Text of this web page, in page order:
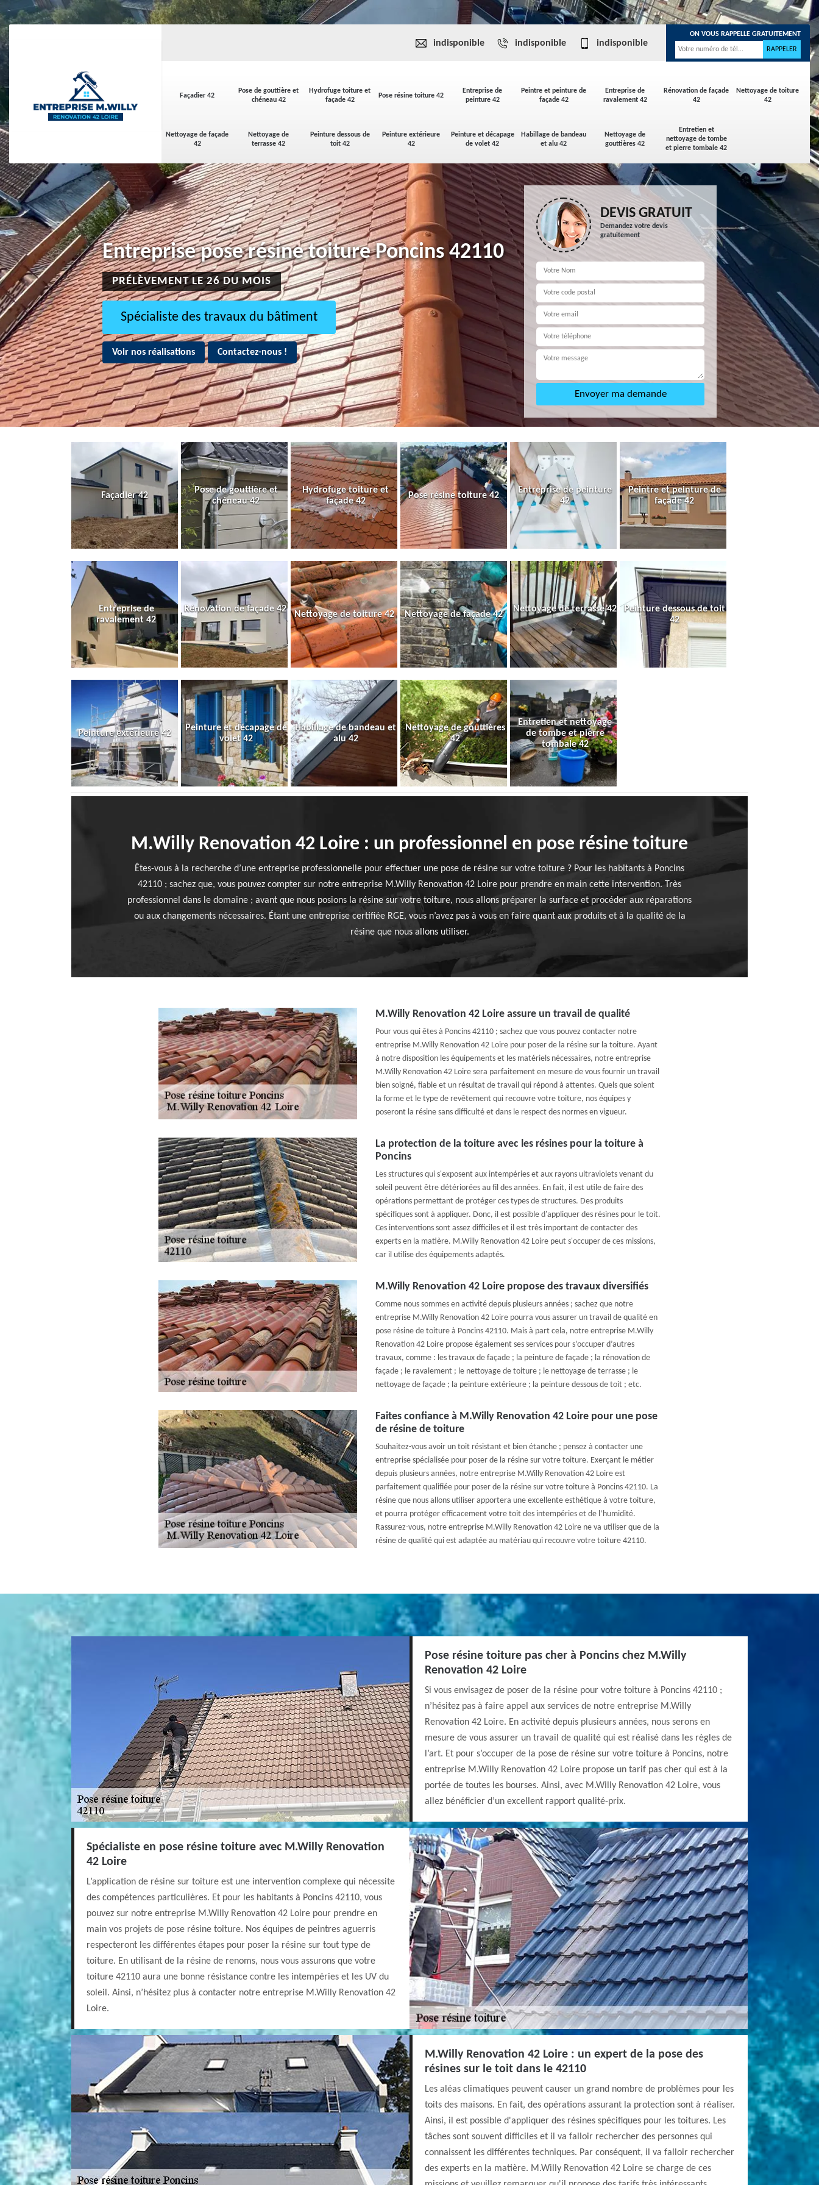
Façadier 42
Pose de gouttière et
chéneau 42
Hydrofuge toiture et
façade 42
Pose résine toiture 42
Entreprise de
peinture 42
Peintre et peinture de
façade 42
Entreprise de
ravalement 42
Rénovation de façade
42
Nettoyage de toiture
42
Nettoyage de façade
42
Nettoyage de
terrasse 42
Peinture dessous de
toit 42
Peinture extérieure
42
Peinture et décapage
de volet 42
Habillage de bandeau
et alu 42
Nettoyage de
gouttières 42
Entretien et
nettoyage de tombe
et pierre tombale 42
indisponible indisponible indisponible
ON VOUS RAPPELLE GRATUITEMENT
Entreprise pose résine toiture Poncins 42110
PRÉLÈVEMENT LE 26 DU MOIS
Spécialiste des travaux du bâtiment
Voir nos réalisations Contactez-nous !
DEVIS GRATUIT
Demandez votre devis
gratuitement
Façadier 42
Pose de gouttière et
chéneau 42
Hydrofuge toiture et
façade 42
Pose résine toiture 42
Entreprise de peinture
42
Peintre et peinture de
façade 42
Entreprise de
ravalement 42
Rénovation de façade 42
Nettoyage de toiture 42 Nettoyage de façade 42
Nettoyage de terrasse 42
Peinture dessous de toit
42
Peinture extérieure 42
Peinture et décapage de
volet 42
Habillage de bandeau et
alu 42
Nettoyage de gouttières
42
Entretien et nettoyage
de tombe et pierre
tombale 42
M.Willy Renovation 42 Loire : un professionnel en pose résine toiture
Êtes-vous à la recherche d’une entreprise professionnelle pour effectuer une pose de résine sur votre toiture ? Pour les habitants à Poncins
42110 ; sachez que, vous pouvez compter sur notre entreprise M.Willy Renovation 42 Loire pour prendre en main cette intervention. Très
professionnel dans le domaine ; avant que nous posions la résine sur votre toiture, nous allons préparer la surface et procéder aux réparations
ou aux changements nécessaires. Étant une entreprise certifiée RGE, vous n’avez pas à vous en faire quant aux produits et à la qualité de la
résine que nous allons utiliser.
M.Willy Renovation 42 Loire assure un travail de qualité
Pour vous qui êtes à Poncins 42110 ; sachez que vous pouvez contacter notre
entreprise M.Willy Renovation 42 Loire pour poser de la résine sur la toiture. Ayant
à notre disposition les équipements et les matériels nécessaires, notre entreprise
M.Willy Renovation 42 Loire sera parfaitement en mesure de vous fournir un travail
bien soigné, fiable et un résultat de travail qui répond à attentes. Quels que soient
la forme et le type de revêtement qui recouvre votre toiture, nos équipes y
poseront la résine sans difficulté et dans le respect des normes en vigueur.
La protection de la toiture avec les résines pour la toiture à
Poncins
Les structures qui s'exposent aux intempéries et aux rayons ultraviolets venant du
soleil peuvent être détériorées au fil des années. En fait, il est utile de faire des
opérations permettant de protéger ces types de structures. Des produits
spécifiques sont à appliquer. Donc, il est possible d'appliquer des résines pour le toit.
Ces interventions sont assez difficiles et il est très important de contacter des
experts en la matière. M.Willy Renovation 42 Loire peut s'occuper de ces missions,
car il utilise des équipements adaptés.
M.Willy Renovation 42 Loire propose des travaux diversifiés
Comme nous sommes en activité depuis plusieurs années ; sachez que notre
entreprise M.Willy Renovation 42 Loire pourra vous assurer un travail de qualité en
pose résine de toiture à Poncins 42110. Mais à part cela, notre entreprise M.Willy
Renovation 42 Loire propose également ses services pour s’occuper d’autres
travaux, comme : les travaux de façade ; la peinture de façade ; la rénovation de
façade ; le ravalement ; le nettoyage de toiture ; le nettoyage de terrasse ; le
nettoyage de façade ; la peinture extérieure ; la peinture dessous de toit ; etc.
Faites confiance à M.Willy Renovation 42 Loire pour une pose
de résine de toiture
Souhaitez-vous avoir un toit résistant et bien étanche ; pensez à contacter une
entreprise spécialisée pour poser de la résine sur votre toiture. Exerçant le métier
depuis plusieurs années, notre entreprise M.Willy Renovation 42 Loire est
parfaitement qualifiée pour poser de la résine sur votre toiture à Poncins 42110. La
résine que nous allons utiliser apportera une excellente esthétique à votre toiture,
et pourra protéger efficacement votre toit des intempéries et de l’humidité.
Rassurez-vous, notre entreprise M.Willy Renovation 42 Loire ne va utiliser que de la
résine de qualité qui est adaptée au matériau qui recouvre votre toiture 42110.
Pose résine toiture pas cher à Poncins chez M.Willy
Renovation 42 Loire
Si vous envisagez de poser de la résine pour votre toiture à Poncins 42110 ;
n’hésitez pas à faire appel aux services de notre entreprise M.Willy
Renovation 42 Loire. En activité depuis plusieurs années, nous serons en
mesure de vous assurer un travail de qualité qui est réalisé dans les règles de
l’art. Et pour s’occuper de la pose de résine sur votre toiture à Poncins, notre
entreprise M.Willy Renovation 42 Loire propose un tarif pas cher qui est à la
portée de toutes les bourses. Ainsi, avec M.Willy Renovation 42 Loire, vous
allez bénéficier d’un excellent rapport qualité-prix.
Spécialiste en pose résine toiture avec M.Willy Renovation
42 Loire
L’application de résine sur toiture est une intervention complexe qui nécessite
des compétences particulières. Et pour les habitants à Poncins 42110, vous
pouvez sur notre entreprise M.Willy Renovation 42 Loire pour prendre en
main vos projets de pose résine toiture. Nos équipes de peintres aguerris
respecteront les différentes étapes pour poser la résine sur tout type de
toiture. En utilisant de la résine de renoms, nous vous assurons que votre
toiture 42110 aura une bonne résistance contre les intempéries et les UV du
soleil. Ainsi, n’hésitez plus à contacter notre entreprise M.Willy Renovation 42
Loire.
M.Willy Renovation 42 Loire : un expert de la pose des
résines sur le toit dans le 42110
Les aléas climatiques peuvent causer un grand nombre de problèmes pour les
toits des maisons. En fait, des opérations assurant la protection sont à réaliser.
Ainsi, il est possible d'appliquer des résines spécifiques pour les toitures. Les
tâches sont souvent difficiles et il va falloir rechercher des personnes qui
connaissent les différentes techniques. Par conséquent, il va falloir rechercher
des experts en la matière. M.Willy Renovation 42 Loire se charge de ces